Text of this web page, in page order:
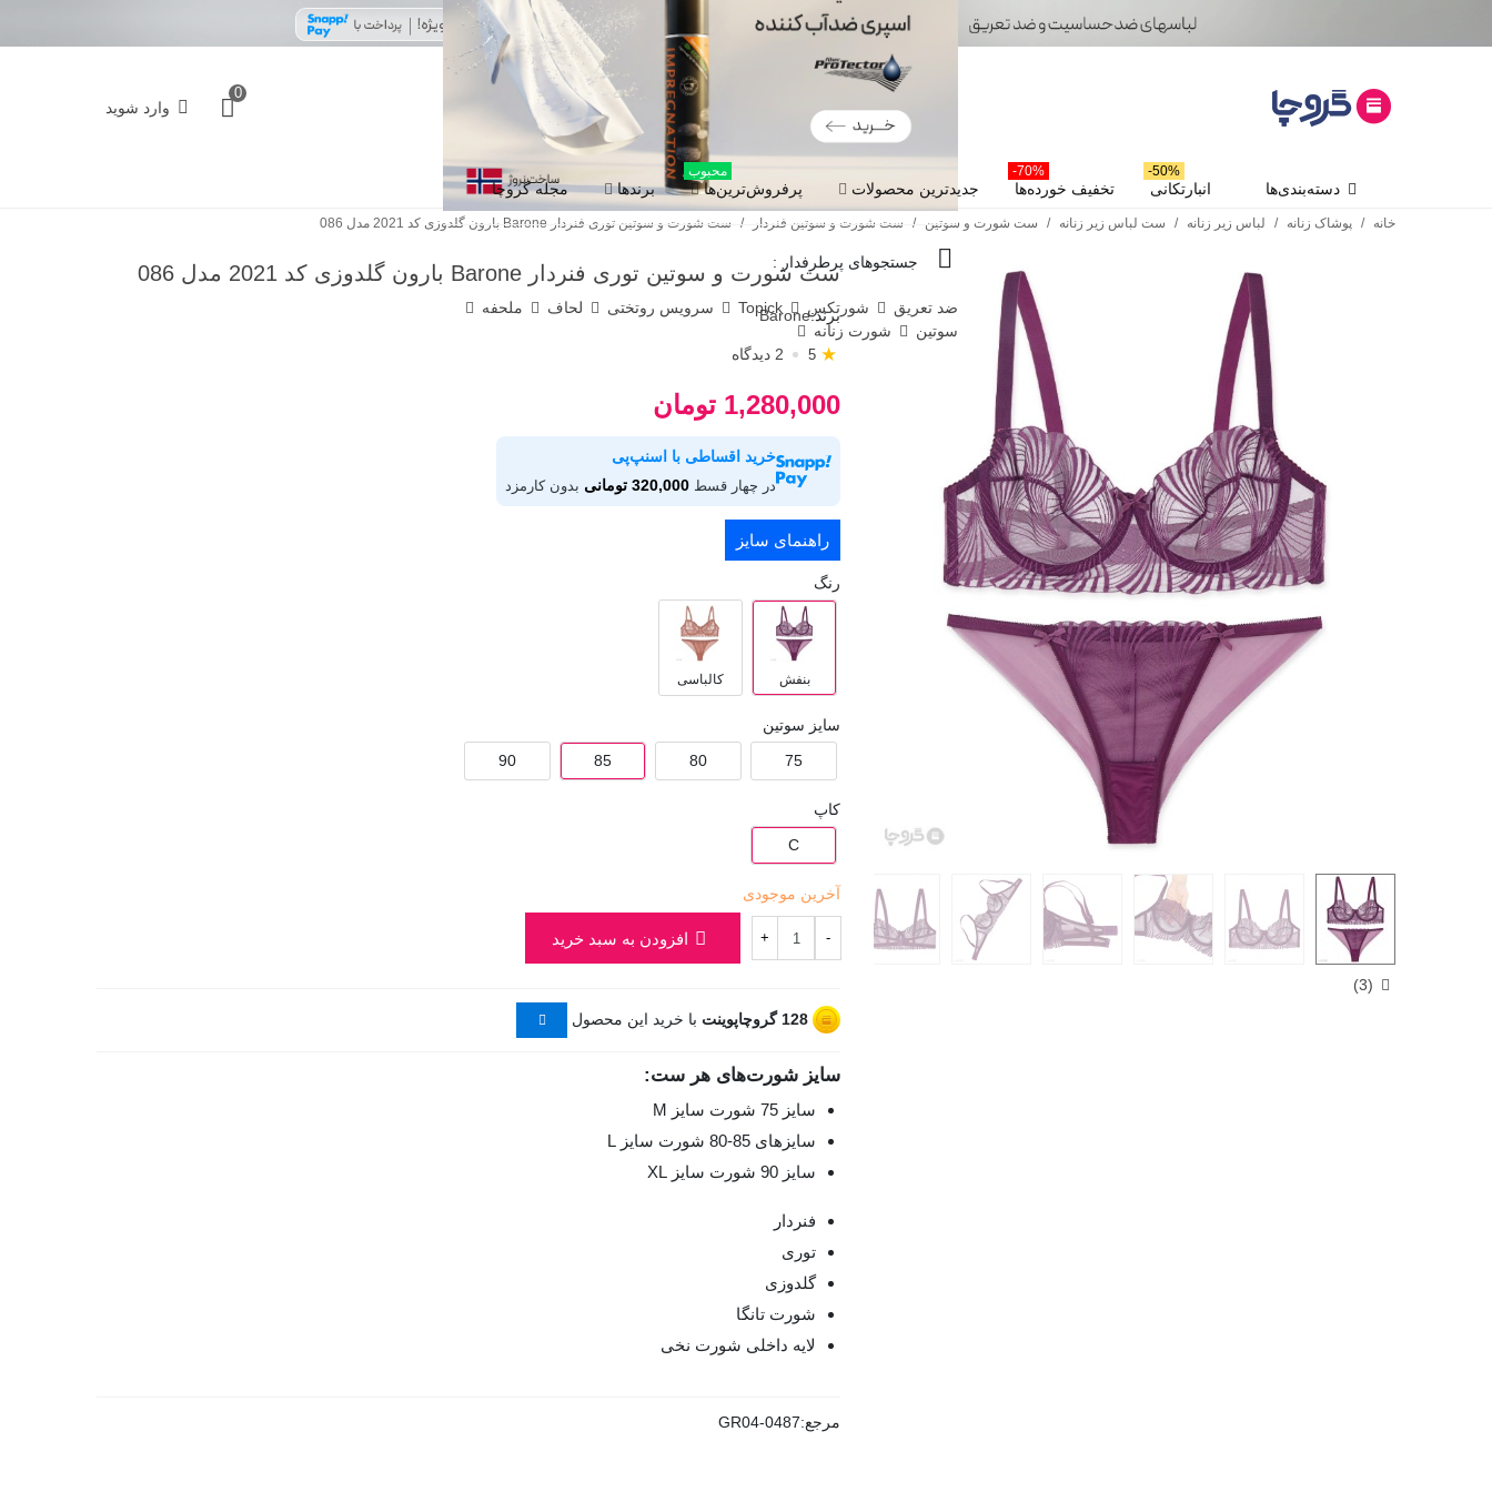
جستجوهای پرطرفدار :
ضد تعریق شورتکس Topick سرویس روتختی لحاف
ملحفه
سوتین
شورت زنانه
0
وارد شوید
دسته‌بندی‌ها انبارتکانی
50%-
تخفیف خورده‌ها
70%-
جدیدترین محصولات پرفروش‌ترین‌ها
محبوب
برندها مجله گروچا
خانه / پوشاک زنانه / لباس زیر زنانه / ست لباس زیر زنانه / ست شورت و سوتین / ست شورت و سوتین فنردار / ست شورت و سوتین توری فنردار Barone بارون گلدوزی کد 2021 مدل 086
(
3
)
ست شورت و سوتین توری فنردار Barone بارون گلدوزی کد 2021 مدل 086
برند:Barone
5 ★ 2 دیدگاه
1,280,000 تومان
خرید اقساطی با اسنپ‌پی
در چهار قسط 320,000 تومانی بدون کارمزد
راهنمای سایز
رنگ
بنفش کالباسی
سایز سوتین
75
80
85
90
کاپ
C
آخرین موجودی
-
+ افزودن به سبد خرید
128 گروچاپوینت با خرید این محصول
سایز شورت‌های هر ست:
سایز 75 شورت سایز M
سایزهای 85-80 شورت سایز L
سایز 90 شورت سایز XL
فنردار
توری
گلدوزی
شورت تانگا
لایه داخلی شورت نخی
مرجع:GR04-0487